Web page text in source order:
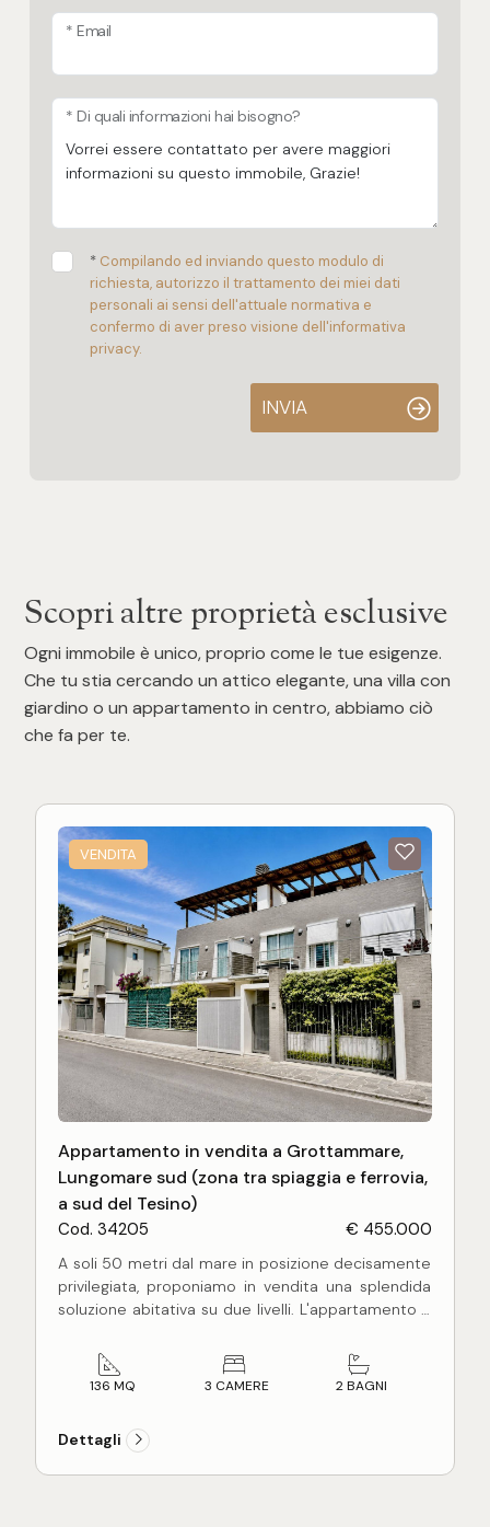
* Email
* Di quali informazioni hai bisogno?
* Compilando ed inviando questo modulo di
richiesta, autorizzo il trattamento dei miei dati
personali ai sensi dell'attuale normativa e
confermo di aver preso visione dell'informativa
privacy.
INVIA
Scopri altre proprietà esclusive
Ogni immobile è unico, proprio come le tue esigenze.
Che tu stia cercando un attico elegante, una villa con
giardino o un appartamento in centro, abbiamo ciò
che fa per te.
VENDITA
Appartamento in vendita a Grottammare,
Lungomare sud (zona tra spiaggia e ferrovia,
a sud del Tesino)
Cod. 34205 € 455.000
A soli 50 metri dal mare in posizione decisamente
privilegiata, proponiamo in vendita una splendida
soluzione abitativa su due livelli. L'appartamento è
presenta in ottime condizioni. L'ingresso ci porta
direttamente sulla ampia zona living illuminata
Un bagno con doccia e finestra completa il primo
livello.
Attraverso una scala dal design contemporaneo si
136 MQ 3 CAMERE 2 BAGNI
Dettagli